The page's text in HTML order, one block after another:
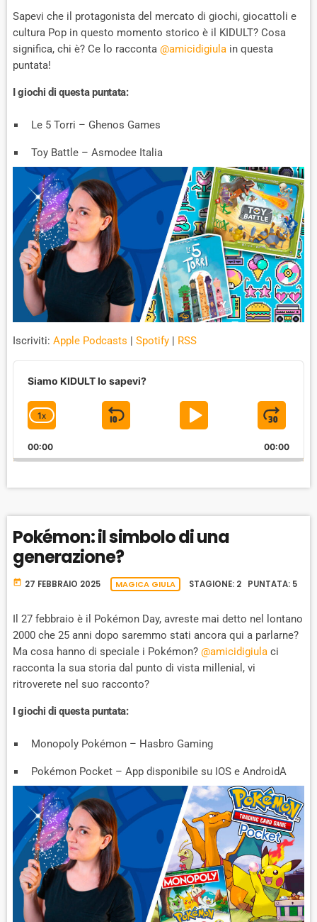
C
K
R
A
T
A
R
D
R
D
Sapevi che il protagonista del mercato di giochi, giocattoli e
cultura Pop in questo momento storico è il KIDULT? Cosa
significa, chi è? Ce lo racconta @amicidigiula in questa
puntata!
I giochi di questa puntata:
Le 5 Torri – Ghenos Games
Toy Battle – Asmodee Italia
Iscriviti: Apple Podcasts | Spotify | RSS
A
a
e
Siamo KIDULT lo sapevi?
C
A
N
E
L
A
Y
B
A
C
R
A
T
E
1X
S
I
P
A
C
K
W
R
D
P
A
Y
A
U
E
J
U
M
P
O
A
D
00:00 00:00
Pokémon: il simbolo di una
generazione?
today 27 FEBBRAIO 2025 MAGICA GIULA STAGIONE: 2 PUNTATA: 5
Il 27 febbraio è il Pokémon Day, avreste mai detto nel lontano
2000 che 25 anni dopo saremmo stati ancora qui a parlarne?
Ma cosa hanno di speciale i Pokémon? @amicidigiula ci
racconta la sua storia dal punto di vista millenial, vi
ritroverete nel suo racconto?
I giochi di questa puntata:
Monopoly Pokémon – Hasbro Gaming
Pokémon Pocket – App disponibile su IOS e AndroidA